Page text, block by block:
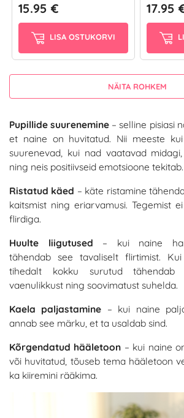
15.95 €
LISA OSTUKORVI
17.95
NÄITA ROHKEM
Pupillide suurenemine – selline pisiasi
et naine on huvitatud. Nii meeste
suurenevad, kui nad vaatavad
ning neis positiivseid emotsioone tekitab.
Ristatud käed – käte ristamine
kaitsmist ning eriarvamusi. Tegemist
flirdiga.
Huulte liigutused – kui naine
tähendab see tavaliselt flirtimist.
tihedalt kokku surutud tähendab
vaenulikkust ning soovimatust suhelda.
Kaela paljastamine – kui naine
annab see märku, et ta usaldab sind.
Kõrgendatud hääletoon – kui naine
või huvitatud, tõuseb tema hääletoon
ka kiiremini rääkima.